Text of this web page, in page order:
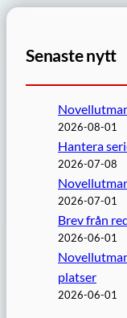
Senaste nytt
2026-08-01
Hantera
2026-07-08
2026-07-01
Brev från
2026-06-01
platser
2026-06-01